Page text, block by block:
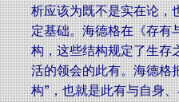
析应该为既不是实在论，
定基础。海德格在《存有
构，这些结构规定了生存
活的领会的此有。海德格
构”，也就是此有与自身